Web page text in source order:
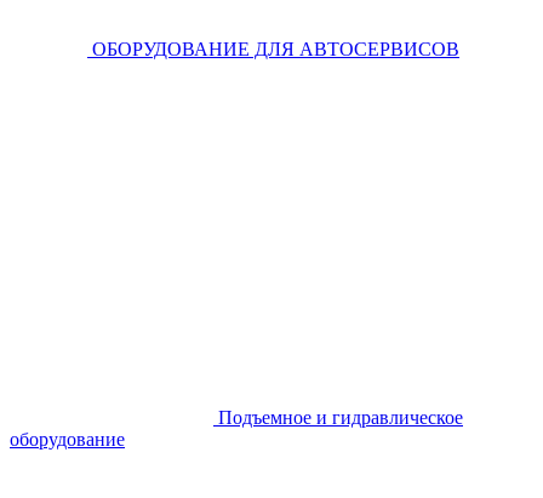
ОБОРУДОВАНИЕ ДЛЯ АВТОСЕРВИСОВ
Подъемное и гидравлическое
оборудование